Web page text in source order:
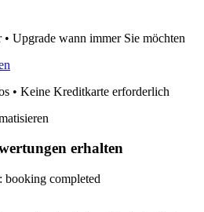
Upgrade wann immer Sie möchten
• Keine Kreditkarte erforderlich
erhalten
booking completed